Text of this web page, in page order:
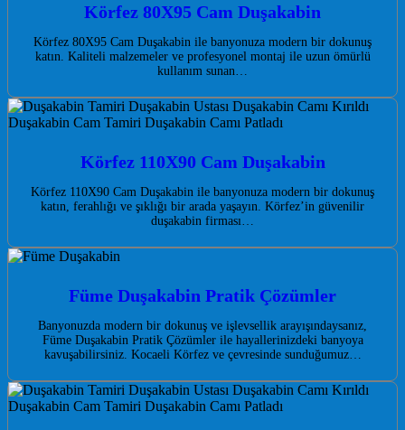
Körfez 80X95 Cam Duşakabin
Körfez 80X95 Cam Duşakabin ile banyonuza modern bir dokunuş
katın. Kaliteli malzemeler ve profesyonel montaj ile uzun ömürlü
kullanım sunan…
Körfez 110X90 Cam Duşakabin
Körfez 110X90 Cam Duşakabin ile banyonuza modern bir dokunuş
katın, ferahlığı ve şıklığı bir arada yaşayın. Körfez’in güvenilir
duşakabin firması…
Füme Duşakabin Pratik Çözümler
Banyonuzda modern bir dokunuş ve işlevsellik arayışındaysanız,
Füme Duşakabin Pratik Çözümler ile hayallerinizdeki banyoya
kavuşabilirsiniz. Kocaeli Körfez ve çevresinde sunduğumuz…